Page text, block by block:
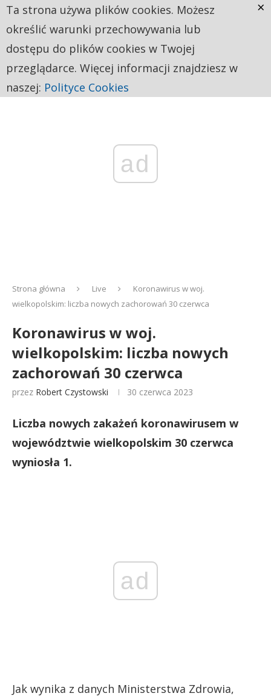
ad
Strona główna Live
Koronawirus w woj.
wielkopolskim: liczba nowych zachorowań 30 czerwca
Koronawirus w woj.
wielkopolskim: liczba nowych
zachorowań 30 czerwca
przez Robert Czystowski 30 czerwca 2023
Liczba nowych zakażeń koronawirusem w
województwie wielkopolskim 30 czerwca
wyniosła 1.
ad
Jak wynika z danych Ministerstwa Zdrowia,
Ta strona używa plików cookies. Możesz
określić warunki przechowywania lub
dostępu do plików cookies w Twojej
przeglądarce. Więcej informacji znajdziesz w
naszej: Polityce Cookies
×